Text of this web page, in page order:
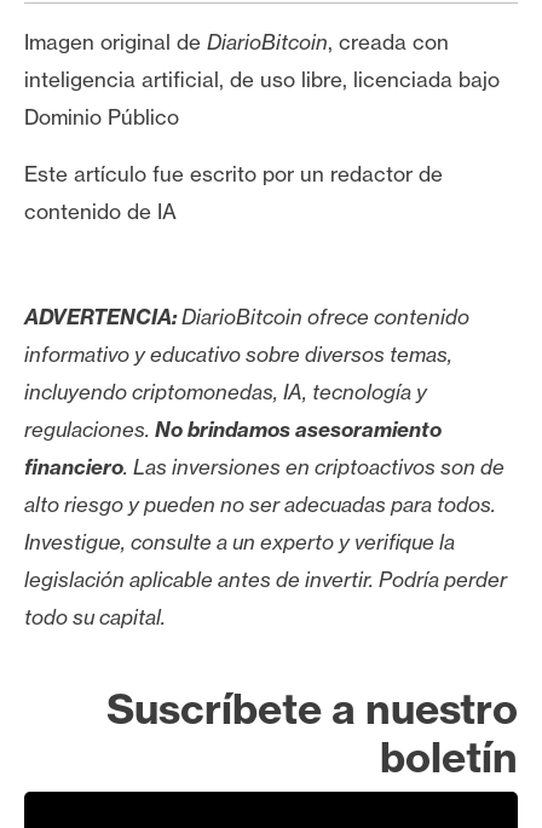
Imagen original de DiarioBitcoin, creada con
inteligencia artificial, de uso libre, licenciada bajo
Dominio Público
Este artículo fue escrito por un redactor de
contenido de IA
ADVERTENCIA:DiarioBitcoin ofrece contenido
informativo y educativo sobre diversos temas,
incluyendo criptomonedas, IA, tecnología y
regulaciones. No brindamos asesoramiento
financiero. Las inversiones en criptoactivos son de
alto riesgo y pueden no ser adecuadas para todos.
Investigue, consulte a un experto y verifique la
legislación aplicable antes de invertir. Podría perder
todo su capital.
Suscríbete a nuestro
boletín